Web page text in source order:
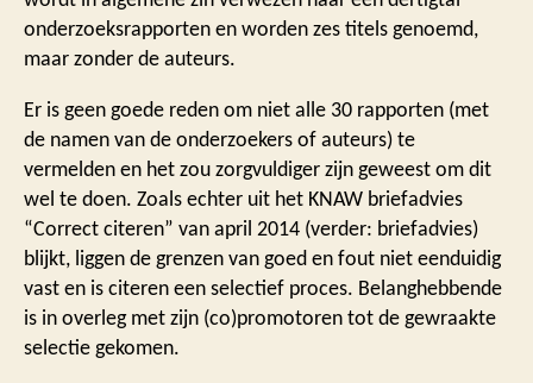
onderzoeksrapporten en worden zes titels genoemd,
maar zonder de auteurs.
Er is geen goede reden om niet alle 30 rapporten (met
de namen van de onderzoekers of auteurs) te
vermelden en het zou zorgvuldiger zijn geweest om dit
wel te doen. Zoals echter uit het KNAW briefadvies
“Correct citeren” van april 2014 (verder: briefadvies)
blijkt, liggen de grenzen van goed en fout niet eenduidig
vast en is citeren een selectief proces. Belanghebbende
is in overleg met zijn (co)promotoren tot de gewraakte
selectie gekomen.